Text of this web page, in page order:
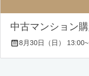
中古マンション
8月30日（日）